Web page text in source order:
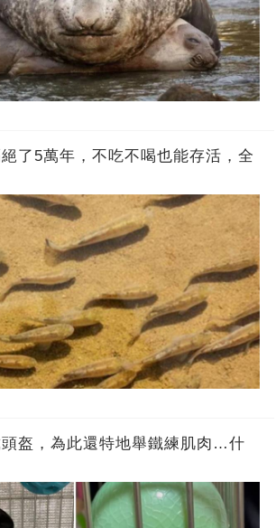
了5萬年，不吃不喝也能存活，全
盔，為此還特地舉鐵練肌肉…什